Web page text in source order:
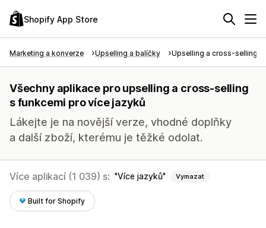
Shopify App Store
Marketing a konverze Upselling a balíčky Upselling a cross-selling
Všechny aplikace pro upselling a cross-selling
s funkcemi pro více jazyků
Lákejte je na novější verze, vhodné doplňky
a další zboží, kterému je těžké odolat.
Více aplikací (1 039) s: Více jazyků Vymazat
Built for Shopify